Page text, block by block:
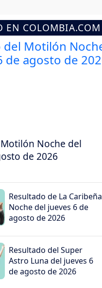
EN COLOMBIA.COM
Noche del
de 2026
Resultado de La Caribeña
Noche del jueves 6 de
agosto de 2026
Resultado del Super
Astro Luna del jueves 6
de agosto de 2026